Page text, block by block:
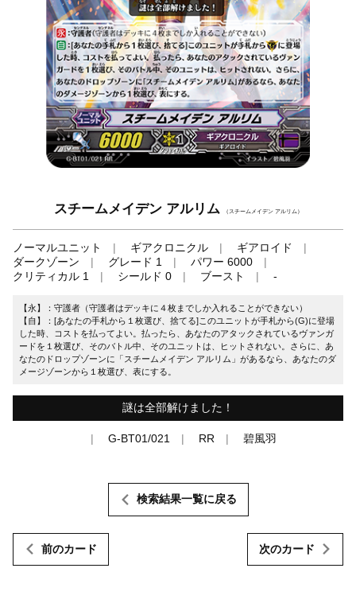
スチームメイデン アルリム （スチームメイデン アルリム）
ノーマルユニット ギアクロニクル
ギアロイド
ダークゾーン
グレード 1
パワー 6000
クリティカル 1
シールド 0 ブースト -
【永】：守護者（守護者はデッキに４枚までしか入れることができない）
【自】：[あなたの手札から１枚選び、捨てる]このユニットが手札から(G)に登場
した時、コストを払ってよい。払ったら、あなたのアタックされているヴァンガ
ードを１枚選び、そのバトル中、そのユニットは、ヒットされない。さらに、あ
なたのドロップゾーンに「スチームメイデン アルリム」があるなら、あなたのダ
メージゾーンから１枚選び、表にする。
謎は全部解けました！
G-BT01/021 RR 碧風羽
前のカード
検索結果一覧に戻る
次のカード